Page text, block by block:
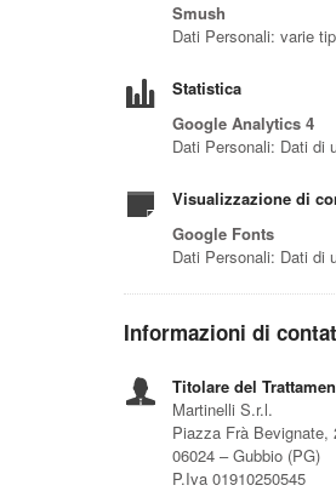
Smush
Dati Personali: varie
Statistica
Google Analytics 4
Dati Personali: Dati di
Visualizzazione di
Google Fonts
Dati Personali: Dati di
Informazioni di
Titolare del
Martinelli S.r.l.
Piazza Frà Bevignate,
06024 – Gubbio (PG)
P.Iva 01910250545